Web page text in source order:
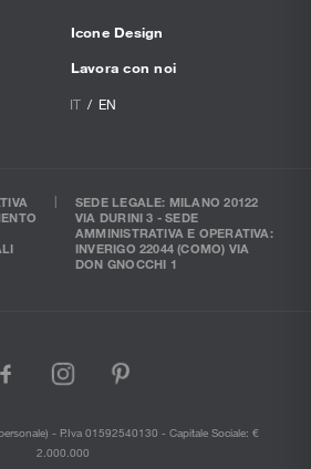
Icone Design
Lavora con noi
IT EN
SEDE LEGALE: MILANO 20122
VIA DURINI 3 - SEDE
AMMINISTRATIVA E OPERATIVA:
INVERIGO 22044 (COMO) VIA
DON GNOCCHI 1
facebook
instagram
pinterest
- P.Iva 01592540130 - Capitale Sociale: €
2.000.000